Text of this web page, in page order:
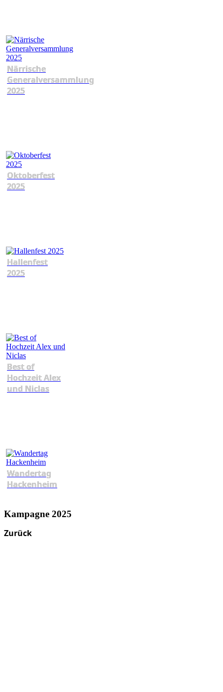
Närrische
Generalversammlung
2025
Oktoberfest
2025
Hallenfest
2025
Best of
Hochzeit Alex
und Niclas
Wandertag
Hackenheim
Kampagne 2025
Zurück